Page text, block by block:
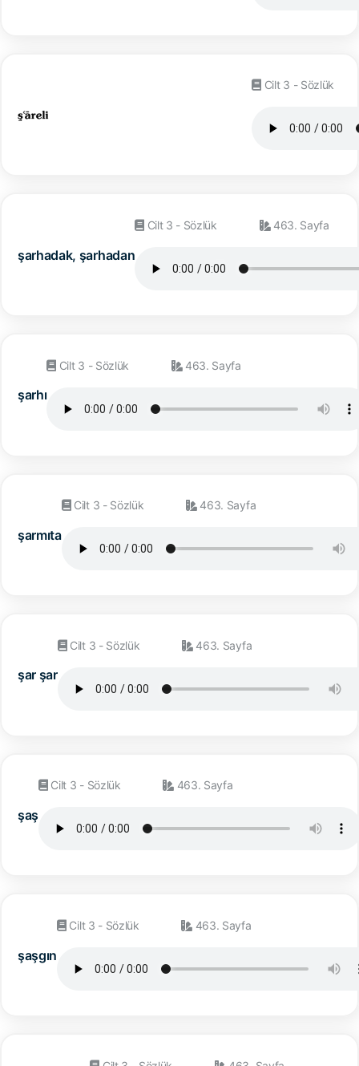
Cilt 3 - Sözlük
şarhadak, şarhadan
Cilt 3 - Sözlük 463. Sayfa
şarhı
Cilt 3 - Sözlük 463. Sayfa
şarmıta
Cilt 3 - Sözlük 463. Sayfa
şar şar
Cilt 3 - Sözlük 463. Sayfa
şaş
Cilt 3 - Sözlük 463. Sayfa
şaşgın
Cilt 3 - Sözlük 463. Sayfa